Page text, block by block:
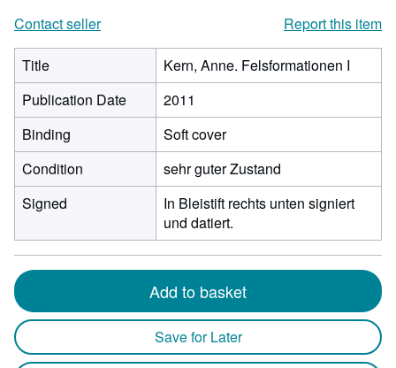
Contact seller
Report this item
Title
Kern, Anne. Felsformationen I
Publication Date
2011
Binding
Soft cover
Condition
sehr guter Zustand
Signed
In Bleistift rechts unten signiert
und datiert.
Add to basket
Save for Later